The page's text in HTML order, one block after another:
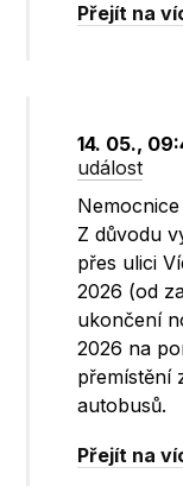
Přejít na
14. 05.,
událost
Z důvodu
přes ulici
2026 (od
ukončení
2026 na
přemístění
autobusů.
Přejít na